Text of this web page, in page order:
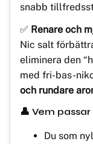
snabb
✅ Renare och
Nic salt
eliminera den
med fri-bas-
och rundare
👤 Vem
Du som